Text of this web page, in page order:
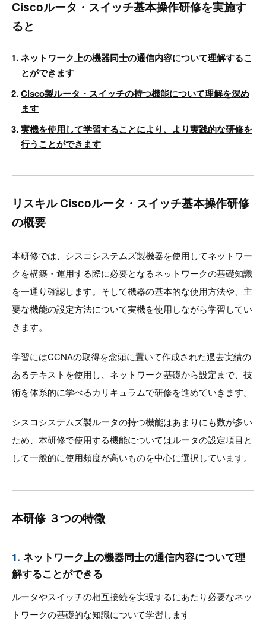
Ciscoルータ・スイッチ基本操作研修を実施す
ると
ネットワーク上の機器同士の通信内容について理解するこ
とができます
Cisco製ルータ・スイッチの持つ機能について理解を深め
ます
実機を使用して学習することにより、より実践的な研修を
行うことができます
リスキル Ciscoルータ・スイッチ基本操作研修
の概要
本研修では、シスコシステムズ製機器を使用してネットワー
クを構築・運用する際に必要となるネットワークの基礎知識
を一通り確認します。そして機器の基本的な使用方法や、主
要な機能の設定方法について実機を使用しながら学習してい
きます。
学習にはCCNAの取得を念頭に置いて作成された過去実績の
あるテキストを使用し、ネットワーク基礎から設定まで、技
術を体系的に学べるカリキュラムで研修を進めていきます。
シスコシステムズ製ルータの持つ機能はあまりにも数が多い
ため、本研修で使用する機能についてはルータの設定項目と
して一般的に使用頻度が高いものを中心に選択しています。
本研修 ３つの特徴
1. ネットワーク上の機器同士の通信内容について理
解することができる
ルータやスイッチの相互接続を実現するにあたり必要なネッ
トワークの基礎的な知識について学習します